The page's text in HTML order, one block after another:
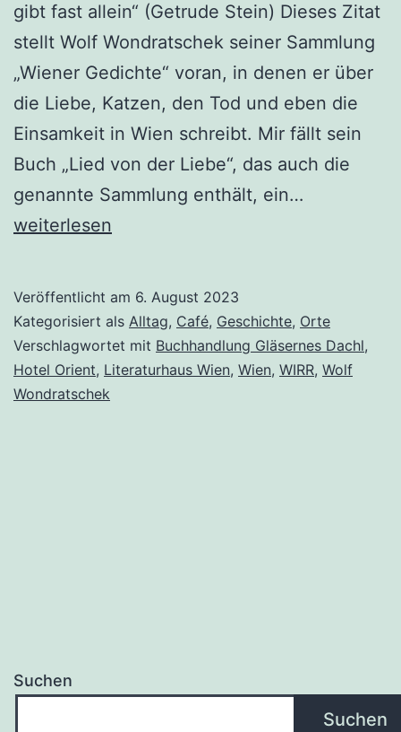
gibt fast allein“ (Getrude Stein) Dieses Zitat
stellt Wolf Wondratschek seiner Sammlung
„Wiener Gedichte“ voran, in denen er über
die Liebe, Katzen, den Tod und eben die
Einsamkeit in Wien schreibt. Mir fällt sein
Buch „Lied von der Liebe“, das auch die
genannte Sammlung enthält, ein…
die
Suche
nach
weiterlesen
Veröffentlicht am 6. August 2023
Kategorisiert als Alltag, Café, Geschichte, Orte
Verschlagwortet mit Buchhandlung Gläsernes Dachl,
Hotel Orient, Literaturhaus Wien, Wien, WIRR, Wolf
Wondratschek
Suchen
Suchen